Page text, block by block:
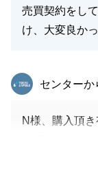
売買契約をし
け、大変良か
東急リバブ
センターか
N様、購入頂き